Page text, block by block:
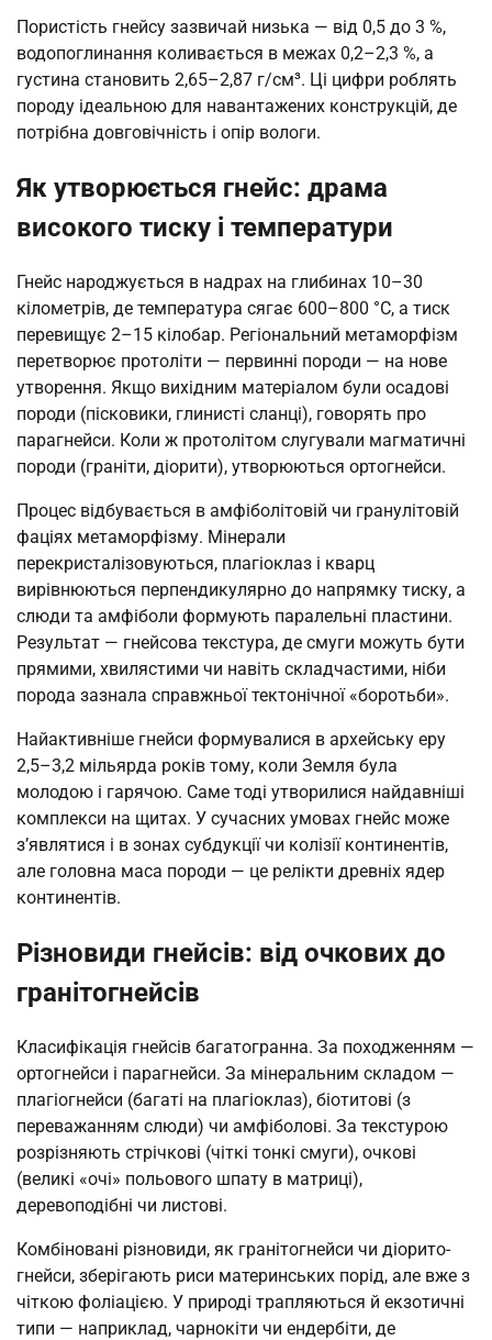
Пористість гнейсу зазвичай низька — від 0,5 до 3 %,
водопоглинання коливається в межах 0,2–2,3 %, а
густина становить 2,65–2,87 г/см³. Ці цифри роблять
породу ідеальною для навантажених конструкцій, де
потрібна довговічність і опір вологи.
Як утворюється гнейс: драма
високого тиску і температури
Гнейс народжується в надрах на глибинах 10–30
кілометрів, де температура сягає 600–800 °C, а тиск
перевищує 2–15 кілобар. Регіональний метаморфізм
перетворює протоліти — первинні породи — на нове
утворення. Якщо вихідним матеріалом були осадові
породи (пісковики, глинисті сланці), говорять про
парагнейси. Коли ж протолітом слугували магматичні
породи (граніти, діорити), утворюються ортогнейси.
Процес відбувається в амфіболітовій чи гранулітовій
фаціях метаморфізму. Мінерали
перекристалізовуються, плагіоклаз і кварц
вирівнюються перпендикулярно до напрямку тиску, а
слюди та амфіболи формують паралельні пластини.
Результат — гнейсова текстура, де смуги можуть бути
прямими, хвилястими чи навіть складчастими, ніби
порода зазнала справжньої тектонічної «боротьби».
Найактивніше гнейси формувалися в архейську еру
2,5–3,2 мільярда років тому, коли Земля була
молодою і гарячою. Саме тоді утворилися найдавніші
комплекси на щитах. У сучасних умовах гнейс може
з’являтися і в зонах субдукції чи колізії континентів,
але головна маса породи — це релікти древніх ядер
континентів.
Різновиди гнейсів: від очкових до
гранітогнейсів
Класифікація гнейсів багатогранна. За походженням —
ортогнейси і парагнейси. За мінеральним складом —
плагіогнейси (багаті на плагіоклаз), біотитові (з
переважанням слюди) чи амфіболові. За текстурою
розрізняють стрічкові (чіткі тонкі смуги), очкові
(великі «очі» польового шпату в матриці),
деревоподібні чи листові.
Комбіновані різновиди, як гранітогнейси чи діорито-
гнейси, зберігають риси материнських порід, але вже з
чіткою фоліацією. У природі трапляються й екзотичні
типи — наприклад, чарнокіти чи ендербіти, де